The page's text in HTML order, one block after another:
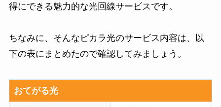
得にできる魅力的な光回線サービスです。
ちなみに、そんなピカラ光のサービス内容は、以
下の表にまとめたので確認してみましょう。
おてがる光